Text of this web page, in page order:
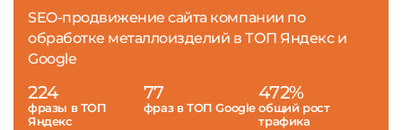
SEO-продвижение сайта компании по
обработке металлоизделий в ТОП Яндекс и
Google
224
фразы в ТОП
Яндекс
77
фраз в ТОП Google
472%
общий рост
трафика